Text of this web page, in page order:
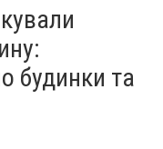
будинки та